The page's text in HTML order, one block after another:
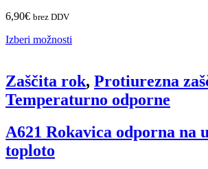
6,90€ brez DDV
Izberi možnosti
Zaščita rok, Protiurezna
Temperaturno odporne
A621 Rokavica odporna na
toploto